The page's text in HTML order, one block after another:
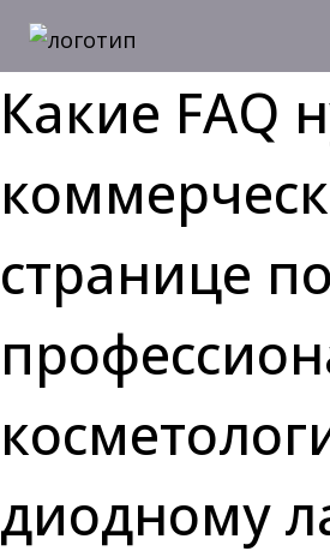
Какие FAQ
странице по
диодному